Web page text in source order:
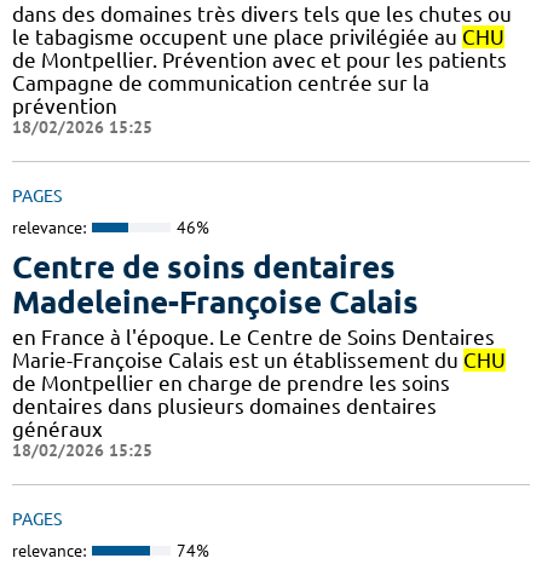
dans des domaines très divers tels que les chutes ou
le tabagisme occupent une place privilégiée au CHU
de Montpellier. Prévention avec et pour les patients
Campagne de communication centrée sur la
prévention
18/02/2026 15:25
PAGES
relevance: 46%
Centre de soins dentaires
Madeleine-Françoise Calais
en France à l'époque. Le Centre de Soins Dentaires
Marie-Françoise Calais est un établissement du CHU
de Montpellier en charge de prendre les soins
dentaires dans plusieurs domaines dentaires
généraux
18/02/2026 15:25
PAGES
relevance: 74%